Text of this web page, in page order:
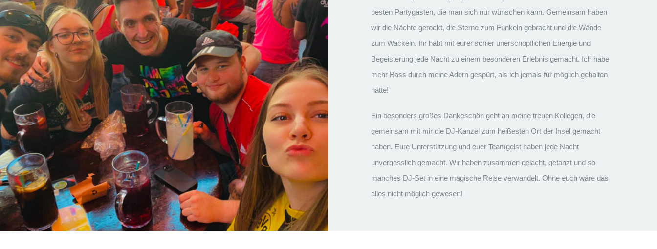
besten Partygästen, die man sich nur wünschen kann. Gemeinsam haben
wir die Nächte gerockt, die Sterne zum Funkeln gebracht und die Wände
zum Wackeln. Ihr habt mit eurer schier unerschöpflichen Energie und
Begeisterung jede Nacht zu einem besonderen Erlebnis gemacht. Ich habe
mehr Bass durch meine Adern gespürt, als ich jemals für möglich gehalten
hätte!
Ein besonders großes Dankeschön geht an meine treuen Kollegen, die
gemeinsam mit mir die DJ-Kanzel zum heißesten Ort der Insel gemacht
haben. Eure Unterstützung und euer Teamgeist haben jede Nacht
unvergesslich gemacht. Wir haben zusammen gelacht, getanzt und so
manches DJ-Set in eine magische Reise verwandelt. Ohne euch wäre das
alles nicht möglich gewesen!